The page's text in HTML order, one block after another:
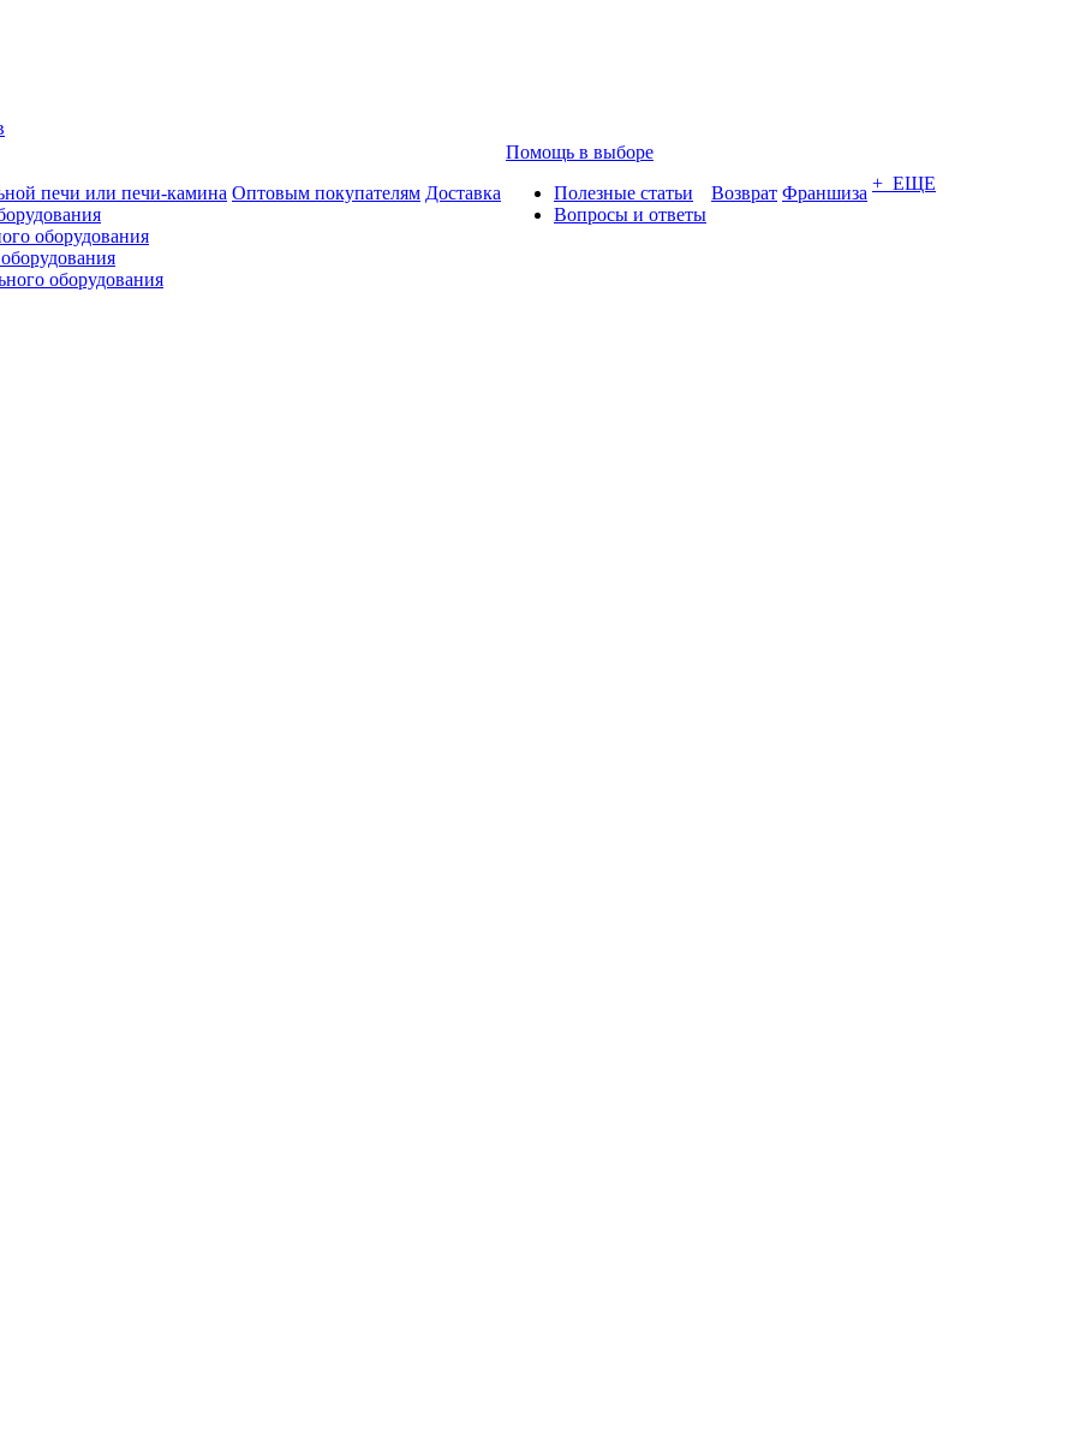
печи или печи-камина
оборудования
оборудования
Оптовым покупателям Доставка
Помощь в выборе
Полезные статьи
Вопросы и ответы
Возврат Франшиза + ЕЩЕ